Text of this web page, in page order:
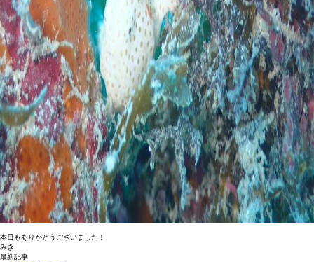
本日もありがとうございました！
みき
最新記事